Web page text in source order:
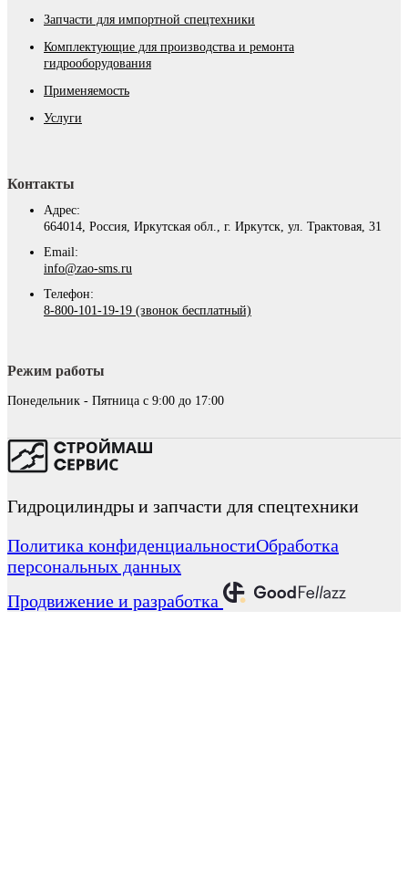
Запчасти для импортной спецтехники
Комплектующие для производства и ремонта
гидрооборудования
Применяемость
Услуги
Контакты
Адрес:
664014, Россия, Иркутская обл., г. Иркутск, ул. Трактовая, 31
Email:
info@zao-sms.ru
Телефон:
8-800-101-19-19 (звонок бесплатный)
Режим работы
Понедельник - Пятница с 9:00 до 17:00
Гидроцилиндры и запчасти для спецтехники
Политика конфиденциальностиОбработка
персональных данных
Продвижение и разработка